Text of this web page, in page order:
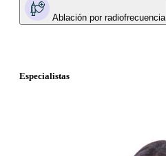
Ablación por radiofrecuencia
Especialistas